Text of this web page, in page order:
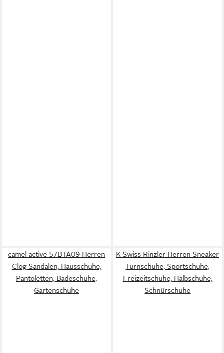
camel active 57BTA09 Herren
Clog Sandalen, Hausschuhe,
Pantoletten, Badeschuhe,
Gartenschuhe
K-Swiss Rinzler Herren Sneaker
Turnschuhe, Sportschuhe,
Freizeitschuhe, Halbschuhe,
Schnürschuhe